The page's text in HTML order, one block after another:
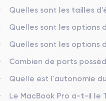
Quelles sont les tailles
Quelles sont les options
Quelles sont les options
Combien de ports
Quelle est l'autonomie
Le MacBook Pro a-t-il le